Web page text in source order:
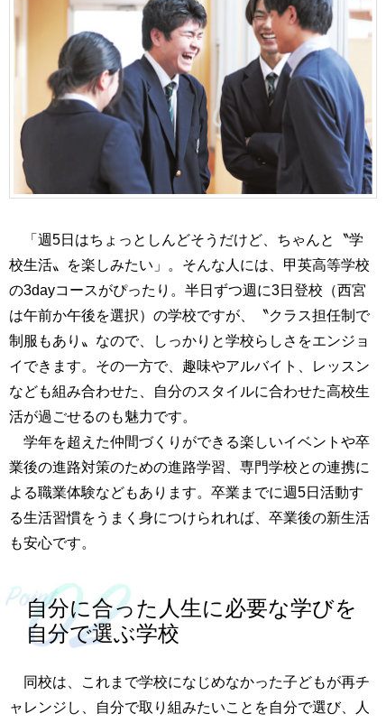
「週5日はちょっとしんどそうだけど、ちゃんと〝学
校生活〟を楽しみたい」。そんな人には、甲英高等学校
の3dayコースがぴったり。半日ずつ週に3日登校（西宮
は午前か午後を選択）の学校ですが、〝クラス担任制で
制服もあり〟なので、しっかりと学校らしさをエンジョ
イできます。その一方で、趣味やアルバイト、レッスン
なども組み合わせた、自分のスタイルに合わせた高校生
活が過ごせるのも魅力です。
学年を超えた仲間づくりができる楽しいイベントや卒
業後の進路対策のための進路学習、専門学校との連携に
よる職業体験などもあります。卒業までに週5日活動す
る生活習慣をうまく身につけられれば、卒業後の新生活
も安心です。
自分に合った人生に必要な学びを
自分で選ぶ学校
同校は、これまで学校になじめなかった子どもが再チ
ャレンジし、自分で取り組みたいことを自分で選び、人